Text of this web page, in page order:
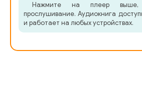
Нажмите на плеер выше,
прослушивание. Аудиокнига
и работает на любых устройствах.